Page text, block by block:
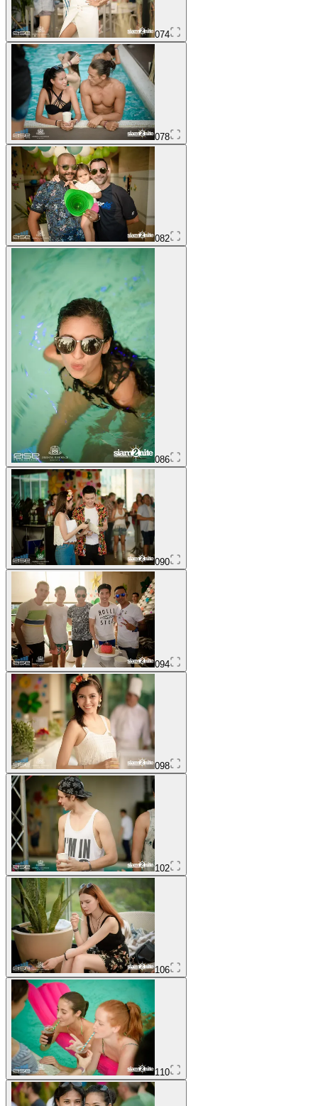
074
078
082
086
090
094
098
102
106
110